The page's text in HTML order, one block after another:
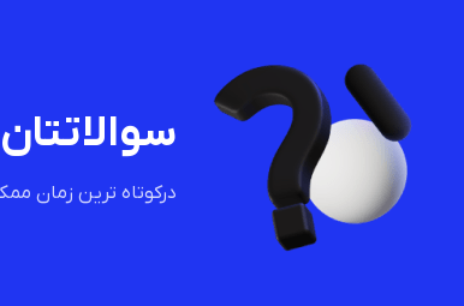
درکوتاه ترین زمان